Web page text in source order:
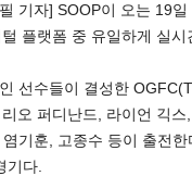
기자] SOOP이 오는 19
플랫폼 중 유일하게 실시
선수들이 결성한
오 퍼디난드, 라이언 긱
기훈, 고종수 등이 출전
기다.